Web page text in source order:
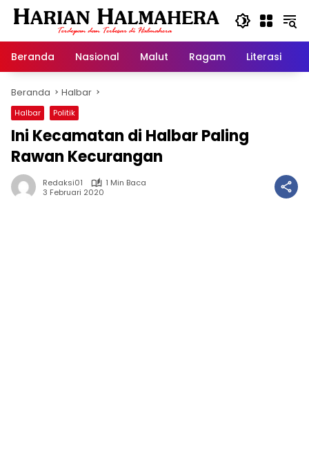
Langsung
Beranda
Nasional Malut Ragam Literasi
Beranda Halbar
Halbar Politik
Ini Kecamatan di Halbar Paling
Rawan Kecurangan
Redaksi01
1 Min Baca
3 Februari 2020